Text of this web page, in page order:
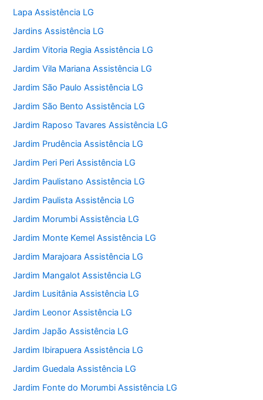
Lapa Assistência LG
Jardins Assistência LG
Jardim Vitoria Regia Assistência LG
Jardim Vila Mariana Assistência LG
Jardim São Paulo Assistência LG
Jardim São Bento Assistência LG
Jardim Raposo Tavares Assistência LG
Jardim Prudência Assistência LG
Jardim Peri Peri Assistência LG
Jardim Paulistano Assistência LG
Jardim Paulista Assistência LG
Jardim Morumbi Assistência LG
Jardim Monte Kemel Assistência LG
Jardim Marajoara Assistência LG
Jardim Mangalot Assistência LG
Jardim Lusitânia Assistência LG
Jardim Leonor Assistência LG
Jardim Japão Assistência LG
Jardim Ibirapuera Assistência LG
Jardim Guedala Assistência LG
Jardim Fonte do Morumbi Assistência LG